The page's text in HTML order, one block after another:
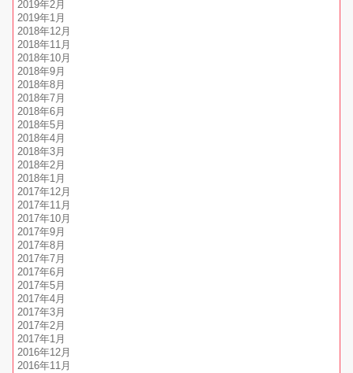
2019年2月
2019年1月
2018年12月
2018年11月
2018年10月
2018年9月
2018年8月
2018年7月
2018年6月
2018年5月
2018年4月
2018年3月
2018年2月
2018年1月
2017年12月
2017年11月
2017年10月
2017年9月
2017年8月
2017年7月
2017年6月
2017年5月
2017年4月
2017年3月
2017年2月
2017年1月
2016年12月
2016年11月